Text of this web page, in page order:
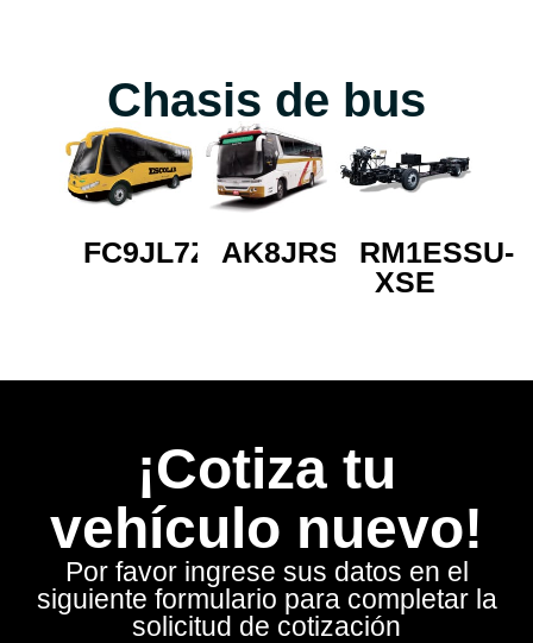
Chasis de bus
FC9JL7Z AK8JRSA RM1ESSU-
XSE
¡Cotiza tu
vehículo nuevo!
Por favor ingrese sus datos en el
siguiente formulario para completar la
solicitud de cotización